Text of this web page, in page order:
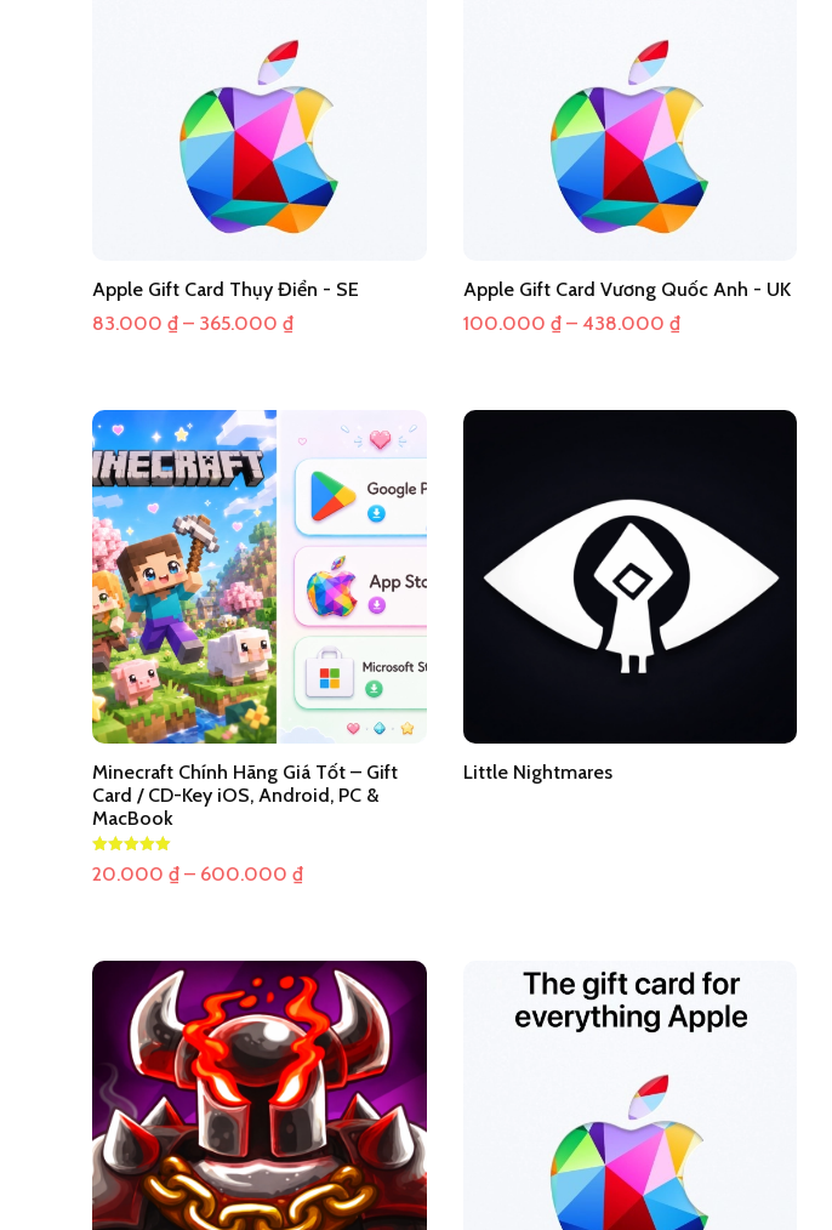
Apple Gift Card Thụy Điển - SE
83.000 ₫ – 365.000 ₫Khoảng
đến
365.000 ₫
Apple Gift Card Vương Quốc Anh - UK
100.000 ₫ – 438.000 ₫Khoảng
Minecraft Chính Hãng Giá Tốt – Gift
Card / CD-Key iOS, Android, PC &
MacBook
20.000 ₫ – 600.000 ₫Khoảng
20.000 ₫
đến
600.000 ₫
Little Nightmares